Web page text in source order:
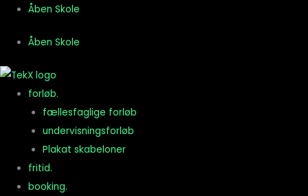
indholdet
Åben Skole
Åben Skole
forløb.
fællesfaglige forløb
undervisningsforløb
Plakat skabeloner
fritid.
booking.